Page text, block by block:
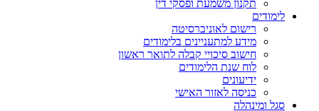
תקנון משמעת ופסקי דין
לימודים
רישום לאוניברסיטה
מידע למתעניינים בלימודים
חישוב סיכויי קבלה לתואר ראשון
לוח שנת הלימודים
ידיעונים
כניסה לאזור האישי
סגל ומינהלה